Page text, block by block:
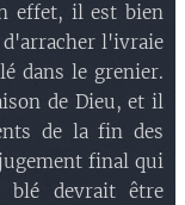
effet, il est bien
d'arracher l'ivraie
dans le grenier.
de Dieu, et il
de la fin des
final qui
blé devrait être